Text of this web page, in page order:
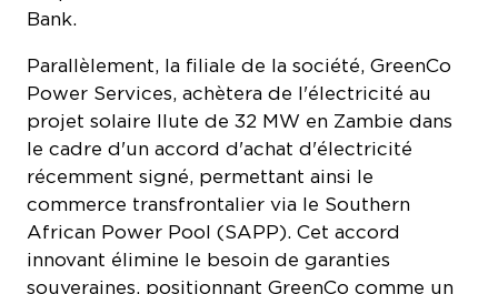
Bank.
Parallèlement, la filiale de la société, GreenCo
Power Services, achètera de l'électricité au
projet solaire Ilute de 32 MW en Zambie dans
le cadre d'un accord d'achat d'électricité
récemment signé, permettant ainsi le
commerce transfrontalier via le Southern
African Power Pool (SAPP). Cet accord
innovant élimine le besoin de garanties
souveraines, positionnant GreenCo comme un